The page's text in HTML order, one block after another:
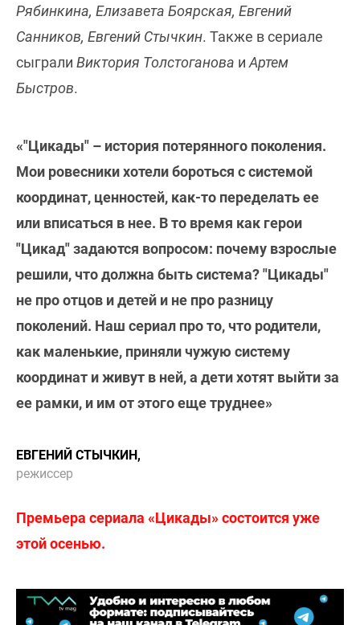
Рябинкина, Елизавета Боярская, Евгений
Санников, Евгений Стычкин. Также в сериале
сыграли Виктория Толстоганова и Артем
Быстров.
«"Цикады" – история потерянного поколения.
Мои ровесники хотели бороться с системой
координат, ценностей, как-то переделать ее
или вписаться в нее. В то время как герои
"Цикад" задаются вопросом: почему взрослые
решили, что должна быть система? "Цикады"
не про отцов и детей и не про разницу
поколений. Наш сериал про то, что родители,
как маленькие, приняли чужую систему
координат и живут в ней, а дети хотят выйти за
ее рамки, и им от этого еще труднее»
ЕВГЕНИЙ СТЫЧКИН,
режиссер
Премьера сериала «Цикады» состоится уже
этой осенью.